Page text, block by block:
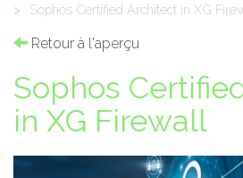
>
Sophos Certified Architect in XG
Retour à l'aperçu
Sophos
in XG Firewall